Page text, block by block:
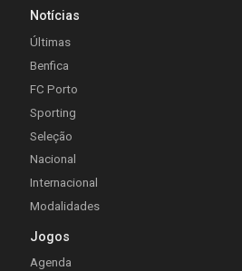
Notícias
Últimas
Benfica
FC Porto
Sporting
Seleção
Nacional
Internacional
Modalidades
Jogos
Agenda